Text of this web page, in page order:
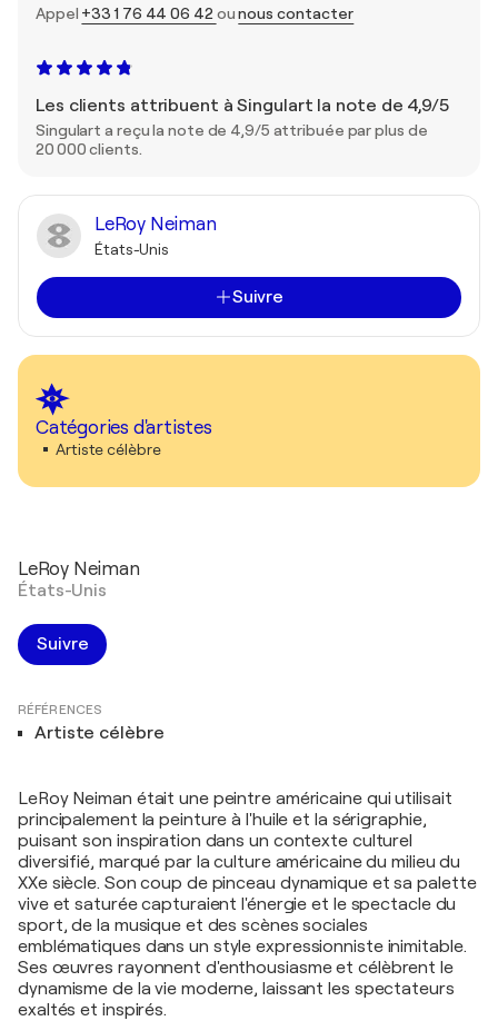
Appel +33 1 76 44 06 42 ounous contacter
Les clients attribuent à Singulart la note de 4,9/5
Singulart a reçu la note de 4,9/5 attribuée par plus de
20 000 clients.
LeRoy Neiman
États-Unis
Suivre
Catégories d'artistes
Artiste célèbre
LeRoy Neiman
États-Unis
Suivre
RÉFÉRENCES
Artiste célèbre
LeRoy Neiman était une peintre américaine qui utilisait
principalement la peinture à l'huile et la sérigraphie,
puisant son inspiration dans un contexte culturel
diversifié, marqué par la culture américaine du milieu du
XXe siècle. Son coup de pinceau dynamique et sa palette
vive et saturée capturaient l'énergie et le spectacle du
sport, de la musique et des scènes sociales
emblématiques dans un style expressionniste inimitable.
Ses œuvres rayonnent d'enthousiasme et célèbrent le
dynamisme de la vie moderne, laissant les spectateurs
exaltés et inspirés.